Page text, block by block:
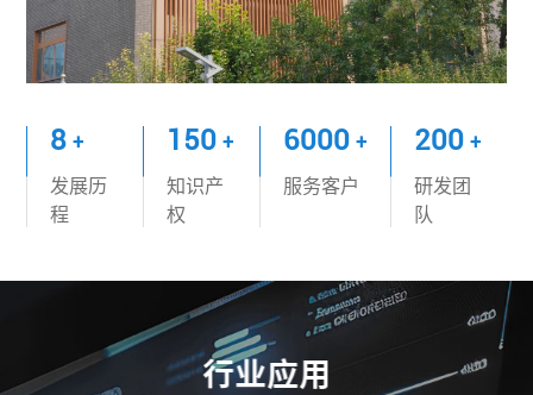
8 +
发展历
程
150 +
知识产
权
6000 +
服务客户
200 +
研发团
队
行业应用